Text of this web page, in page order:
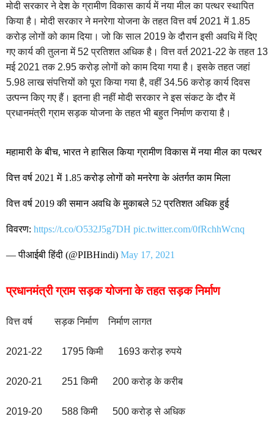
मोदी सरकार ने देश के ग्रामीण विकास कार्य में नया मील का पत्थर स्थापित
किया है। मोदी सरकार ने मनरेगा योजना के तहत वित्त वर्ष 2021 में 1.85
करोड़ लोगों को काम दिया। जो कि साल 2019 के दौरान इसी अवधि में दिए
गए कार्य की तुलना में 52 प्रतिशत अधिक है। वित्त वर्त 2021-22 के तहत 13
मई 2021 तक 2.95 करोड़ लोगों को काम दिया गया है। इसके तहत जहां
5.98 लाख संपत्तियों को पूरा किया गया है, वहीं 34.56 करोड़ कार्य दिवस
उत्पन्न किए गए हैं। इतना ही नहीं मोदी सरकार ने इस संकट के दौर में
प्रधानमंत्री ग्राम सड़क योजना के तहत भी बहुत निर्माण कराया है।
महामारी के बीच, भारत ने हासिल किया ग्रामीण विकास में नया मील का पत्थर
वित्त वर्ष 2021 में 1.85 करोड़ लोगों को मनरेगा के अंतर्गत काम मिला
वित्त वर्ष 2019 की समान अवधि के मुकाबले 52 प्रतिशत अधिक हुई
विवरण: https://t.co/O532J5g7DH pic.twitter.com/0fRchhWcnq
— पीआईबी हिंदी (@PIBHindi) May 17, 2021
प्रधानमंत्री ग्राम सड़क योजना के तहत सड़क निर्माण
वित्त वर्ष सड़क निर्माण निर्माण लागत
2021-22 1795 किमी 1693 करोड़ रुपये
2020-21 251 किमी 200 करोड़ के करीब
2019-20 588 किमी 500 करोड़ से अधिक